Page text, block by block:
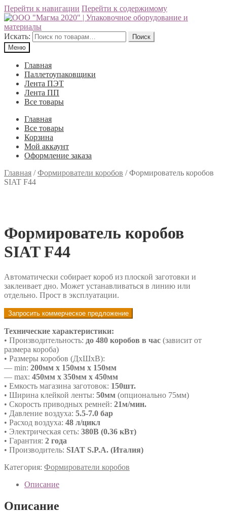
Перейти к навигации Перейти к содержимому
Искать:
Поиск
Меню
Главная
Паллетоупаковщики
Лента ПЭТ
Лента ПП
Все товары
Главная
Все товары
Корзина
Мой аккаунт
Оформление заказа
Главная /Формирователи коробов /Формирователь коробов
SIAT F44
Формирователь коробов
SIAT F44
Автоматически собирает короб из плоской заготовки и
заклеивает дно. Может устанавливаться в линию или
отдельно. Прост в эксплуатации.
Запросить коммерческое предложение
Технические характеристики:
• Производительность: до 480 коробов в час (зависит от
размера короба)
• Размеры коробов (ДхШхВ):
— min: 200мм х 150мм х 150мм
— max: 450мм х 350мм х 450мм
• Емкость магазина заготовок: 150шт.
• Ширина клейкой ленты: 50мм (опционально 75мм)
• Скорость приводных ремней: 21м/мин.
• Давление воздуха: 5.5-7.0 бар
• Расход воздуха: 48 л/цикл
• Электрическая сеть: 380В (0.36 кВт)
• Гарантия: 2 года
• Производитель: SIAT S.P.A. (Италия)
Категория: Формирователи коробов
Описание
Описание